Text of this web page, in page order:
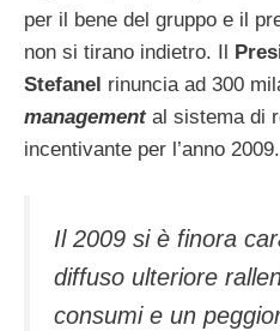
per il bene del gruppo e il
non si tirano indietro. Il
Stefanel rinuncia ad 300
managemental sistema di
incentivante per l’anno 2009.
Il 2009 si è finora
diffuso ulteriore
consumi e un